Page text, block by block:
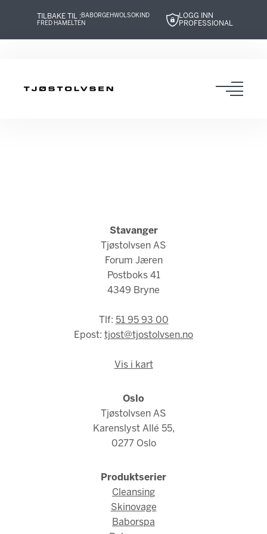
innhold
navigasjon
innhold
navigasjon
TILBAKE TIL :BABORGEHWOLSOKIND
FRED HAMELTEN
LOGG INN
PROFESSIONAL
Stavanger
Tjøstolvsen AS
Forum Jæren
Postboks 41
4349 Bryne
Tlf: 51 95 93 00
Epost: tjost@tjostolvsen.no
Vis i kart
Oslo
Tjøstolvsen AS
Karenslyst Allé 55,
0277 Oslo
Produktserier
Cleansing
Skinovage
Baborspa